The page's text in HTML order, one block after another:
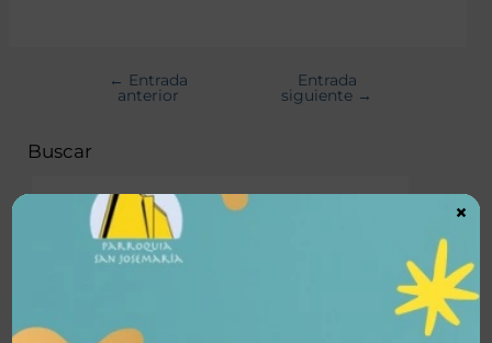
← Entrada
anterior
Entrada
siguiente →
Buscar
Buscar
Noticas recientes
×